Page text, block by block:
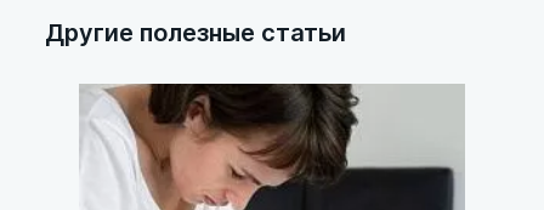
Другие полезные статьи